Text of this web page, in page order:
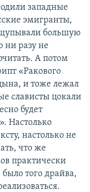
западные
эмигранты,
большую
ни разу не
А потом
«Ракового
и тоже лежал
слависты цокали
будет
Настолько
настолько не
что же
практически
было того драйва,